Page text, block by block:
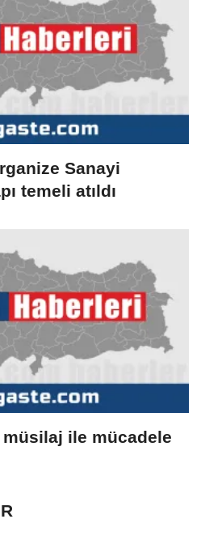
Sanayi
temeli atıldı
ile mücadele